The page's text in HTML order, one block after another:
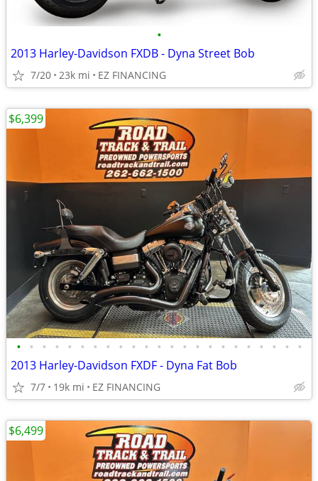
•
2013 Harley-Davidson FXDB - Dyna Street Bob
7/20 23k mi EZ FINANCING
• • • • • • • • • • • • • • • • • • • • • • •
2013 Harley-Davidson FXDF - Dyna Fat Bob
7/7 19k mi EZ FINANCING
$6,399
$6,499